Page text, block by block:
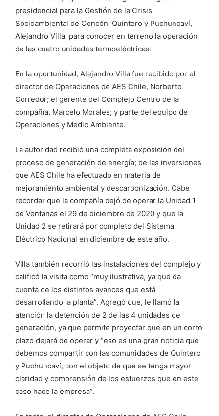
presidencial para la Gestión de la Crisis
Socioambiental de Concón, Quintero y Puchuncaví,
Alejandro Villa, para conocer en terreno la operación
de las cuatro unidades termoeléctricas.
En la oportunidad, Alejandro Villa fue recibido por el
director de Operaciones de AES Chile, Norberto
Corredor; el gerente del Complejo Centro de la
compañía, Marcelo Morales; y parte del equipo de
Operaciones y Medio Ambiente.
La autoridad recibió una completa exposición del
proceso de generación de energía; de las inversiones
que AES Chile ha efectuado en materia de
mejoramiento ambiental y descarbonización. Cabe
recordar que la compañía dejó de operar la Unidad 1
de Ventanas el 29 de diciembre de 2020 y que la
Unidad 2 se retirará por completo del Sistema
Eléctrico Nacional en diciembre de este año.
Villa también recorrió las instalaciones del complejo y
calificó la visita como “muy ilustrativa, ya que da
cuenta de los distintos avances que está
desarrollando la planta”. Agregó que, le llamó la
atención la detención de 2 de las 4 unidades de
generación, ya que permite proyectar que en un corto
plazo dejará de operar y “eso es una gran noticia que
debemos compartir con las comunidades de Quintero
y Puchuncaví, con el objeto de que se tenga mayor
claridad y comprensión de los esfuerzos que en este
caso hace la empresa”.